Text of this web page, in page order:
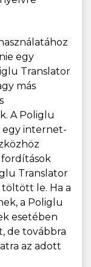
egy
Translator
más
A Poliglu
egy internet-
fordítások
Translator
le. Ha a
a Poliglu
esetében
de továbbra
az adott